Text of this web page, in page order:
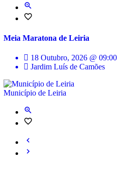
Meia Maratona de Leiria
18 Outubro, 2026 @ 09:00
Jardim Luís de Camões
Município de Leiria